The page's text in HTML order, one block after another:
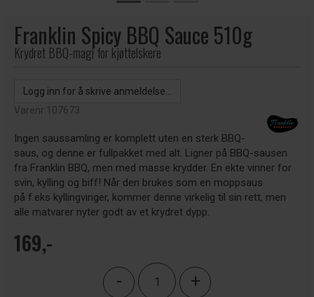
Franklin Spicy BBQ Sauce 510g
Krydret BBQ-magi for kjøttelskere
Logg inn for å skrive anmeldelse...
Varenr:107673
Ingen saussamling er komplett uten en sterk BBQ-
saus, og denne er fullpakket med alt. Ligner på BBQ-sausen
fra Franklin BBQ, men med masse krydder. En ekte vinner for
svin, kylling og biff! Når den brukes som en moppsaus
på f.eks kyllingvinger, kommer denne virkelig til sin rett, men
alle matvarer nyter godt av et krydret dypp.
169,-
- +